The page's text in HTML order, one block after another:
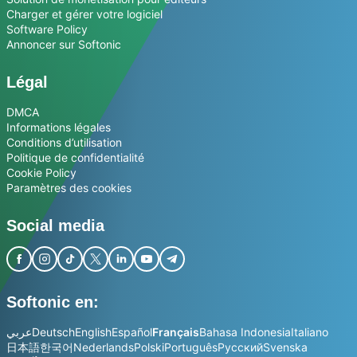
Charger et gérer votre logiciel
Software Policy
Annoncer sur Softonic
Légal
DMCA
Informations légales
Conditions d’utilisation
Politique de confidentialité
Cookie Policy
Paramètres des cookies
Social media
Softonic en:
عربيDeutschEnglishEspañolFrançaisBahasa IndonesiaItaliano
日本語한국어NederlandsPolskiPortuguêsРусскийSvenska